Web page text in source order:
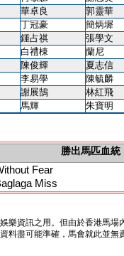
華卓良 郭靈華
丁冠豪 簡炳墀
鍾占祺 張學文
白禮棟 蘭尼
陳俊輝 夏志信
李易學 陳毓麟
謝展鵠 林紅飛
馬輝
朱寶明
勝出馬匹血統
Fear
Miss
樂資訊之用。但由於香港馬
料盡可能準確，馬會就此並